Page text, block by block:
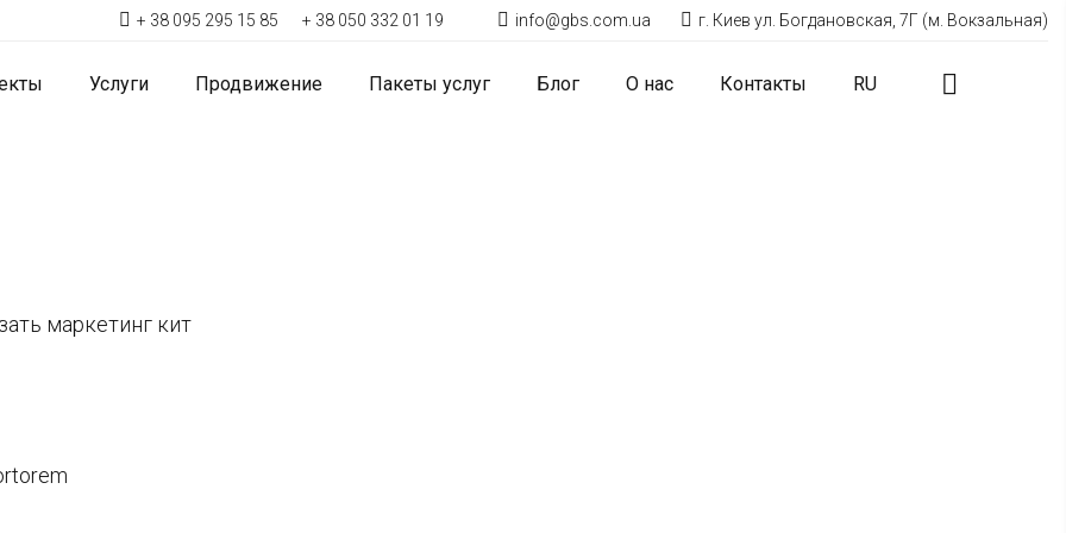
+ 38 095 295 15 85 + 38 050 332 01 19 info@gbs.com.ua г. Киев ул. Богдановская, 7Г (м. Вокзальная)
Услуги Продвижение Пакеты услуг Блог О нас Контакты RU